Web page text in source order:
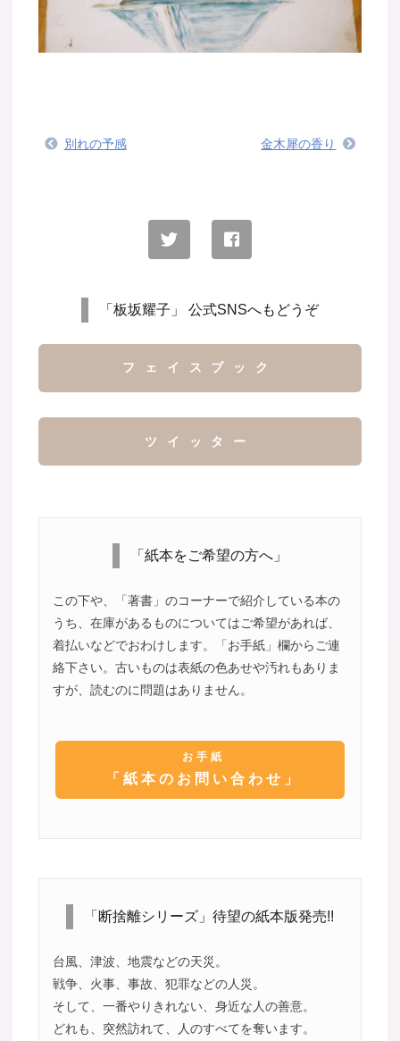
別れの予感 金木犀の香り
「板坂耀子」 公式SNSへもどうぞ
フェイスブック
ツイッター
「紙本をご希望の方へ」
この下や、「著書」のコーナーで紹介している本の
うち、在庫があるものについてはご希望があれば、
着払いなどでおわけします。「お手紙」欄からご連
絡下さい。古いものは表紙の色あせや汚れもありま
すが、読むのに問題はありません。
お手紙
「紙本のお問い合わせ」
「断捨離シリーズ」待望の紙本版発売!!
台風、津波、地震などの天災。
戦争、火事、事故、犯罪などの人災。
そして、一番やりきれない、身近な人の善意。
どれも、突然訪れて、人のすべてを奪います。